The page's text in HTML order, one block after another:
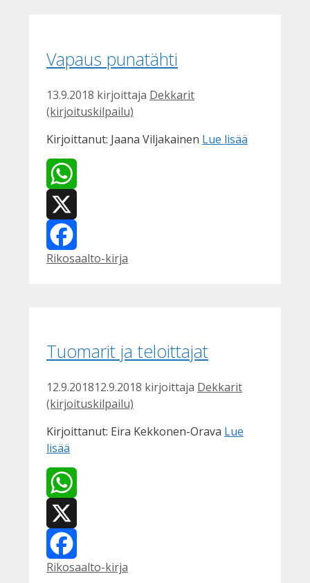
Vapaus punatähti
13.9.2018 kirjoittaja Dekkarit
(kirjoituskilpailu)
Kirjoittanut: Jaana Viljakainen Lue lisää
WhatsApp
X
Facebook
Kategoriat
Rikosaalto-kirja
Tuomarit ja teloittajat
12.9.201812.9.2018 kirjoittaja Dekkarit
(kirjoituskilpailu)
Kirjoittanut: Eira Kekkonen-Orava Lue
lisää
WhatsApp
X
Facebook
Kategoriat
Rikosaalto-kirja